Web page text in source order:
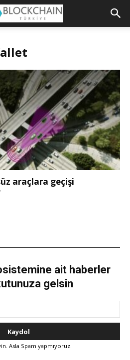
araçlara geçişi
ait haberler
gelsin
Asla Spam yapmıyoruz.